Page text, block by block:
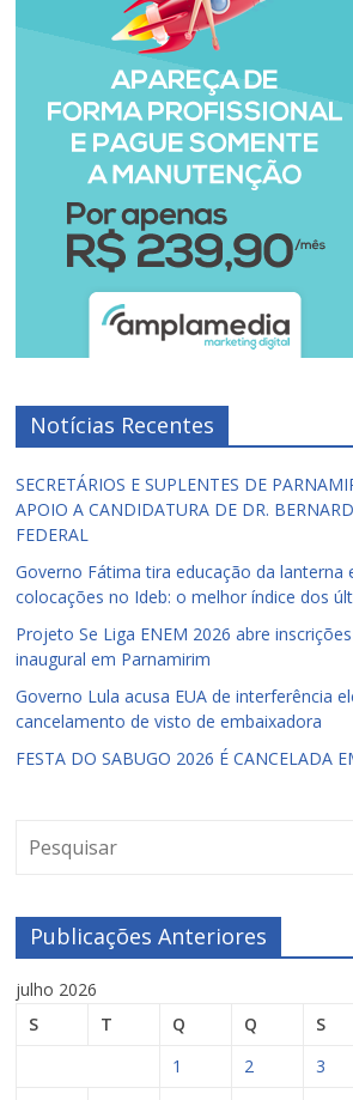
Notícias Recentes
SECRETÁRIOS E SUPLENTES DE
APOIO A CANDIDATURA DE DR.
FEDERAL
Governo Fátima tira educação da lanterna
colocações no Ideb: o melhor índice dos
Projeto Se Liga ENEM 2026 abre
inaugural em Parnamirim
Governo Lula acusa EUA de interferência
cancelamento de visto de embaixadora
FESTA DO SABUGO 2026 É CANCELADA
Publicações Anteriores
julho 2026
S
T Q Q S
1
2 3